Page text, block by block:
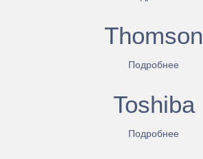
Thomson
Подробнее
Toshiba
Подробнее